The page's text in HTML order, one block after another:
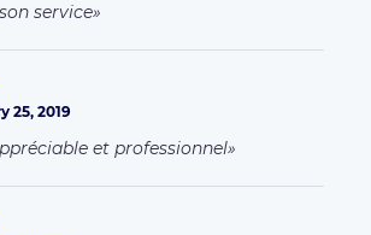
service
25, 2019
et professionnel